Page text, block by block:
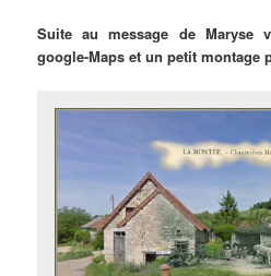
Suite au message de Maryse
google-Maps et un petit montage